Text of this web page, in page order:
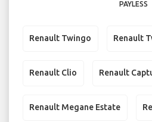
PAYLESS
Renault Twingo Renault
Renault Clio Renault
Renault Megane Estate